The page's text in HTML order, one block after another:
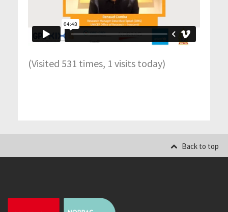
(Visited 531 times, 1 visits today)
Back to top